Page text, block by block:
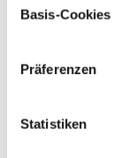
Cookies, wenn
Basis-Cookies
Präferenzen
Statistiken
RZRepro
RZKälberfit